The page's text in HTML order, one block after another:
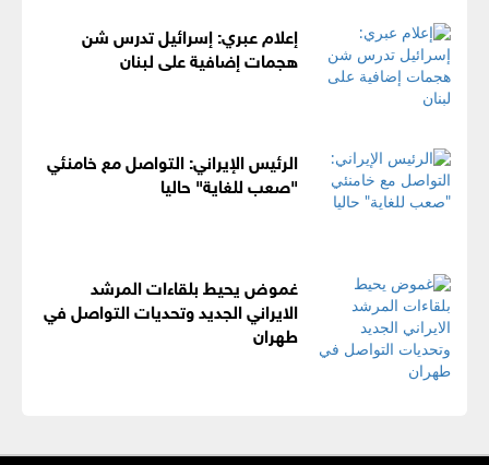
إعلام عبري: إسرائيل تدرس شن
هجمات إضافية على لبنان
الرئيس الإيراني: التواصل مع خامنئي
"صعب للغاية" حاليا
غموض يحيط بلقاءات المرشد
الايراني الجديد وتحديات التواصل في
طهران